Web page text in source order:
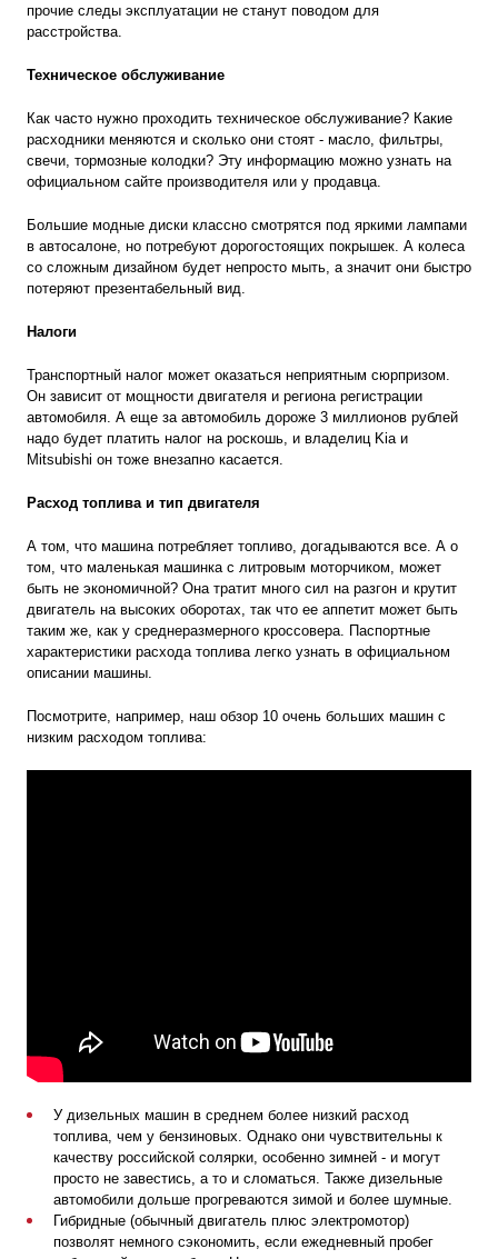
прочие следы эксплуатации не станут поводом для
расстройства.
Техническое обслуживание
Как часто нужно проходить техническое обслуживание? Какие
расходники меняются и сколько они стоят - масло, фильтры,
свечи, тормозные колодки? Эту информацию можно узнать на
официальном сайте производителя или у продавца.
Большие модные диски классно смотрятся под яркими лампами
в автосалоне, но потребуют дорогостоящих покрышек. А колеса
со сложным дизайном будет непросто мыть, а значит они быстро
потеряют презентабельный вид.
Налоги
Транспортный налог может оказаться неприятным сюрпризом.
Он зависит от мощности двигателя и региона регистрации
автомобиля. А еще за автомобиль дороже 3 миллионов рублей
надо будет платить налог на роскошь, и владелиц Kia и
Mitsubishi он тоже внезапно касается.
Расход топлива и тип двигателя
А том, что машина потребляет топливо, догадываются все. А о
том, что маленькая машинка с литровым моторчиком, может
быть не экономичной? Она тратит много сил на разгон и крутит
двигатель на высоких оборотах, так что ее аппетит может быть
таким же, как у среднеразмерного кроссовера. Паспортные
характеристики расхода топлива легко узнать в официальном
описании машины.
Посмотрите, например, наш обзор 10 очень больших машин с
низким расходом топлива:
У дизельных машин в среднем более низкий расход
топлива, чем у бензиновых. Однако они чувствительны к
качеству российской солярки, особенно зимней - и могут
просто не завестись, а то и сломаться. Также дизельные
автомобили дольше прогреваются зимой и более шумные.
Гибридные (обычный двигатель плюс электромотор)
позволят немного сэкономить, если ежедневный пробег